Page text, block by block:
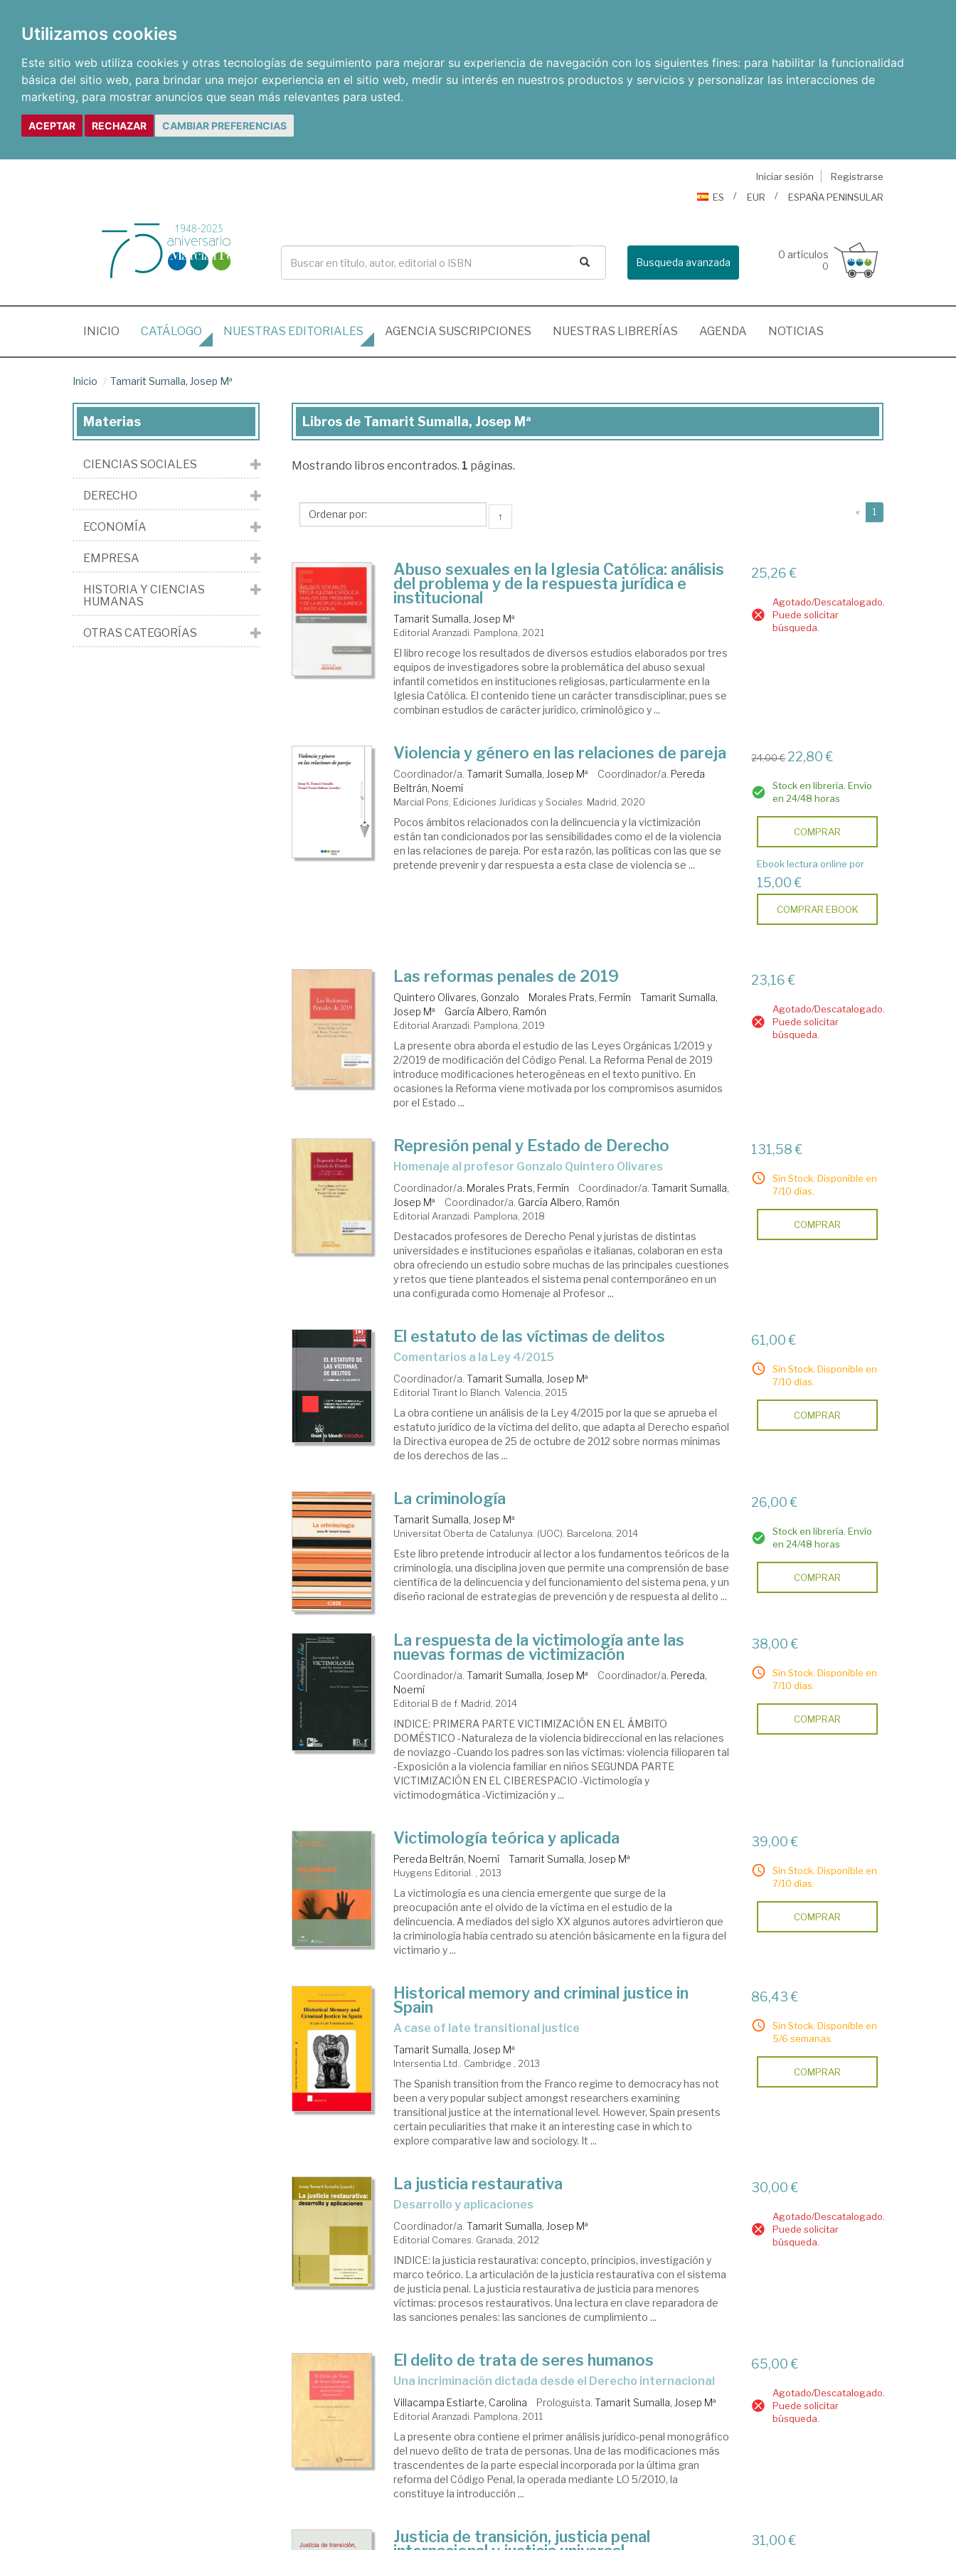
Utilizamos cookies
Este sitio web utiliza cookies y otras tecnologías de seguimiento para mejorar su experiencia de navegación con los siguientes fines: para habilitar la funcionalidad
básica del sitio web, para brindar una mejor experiencia en el sitio web, medir su interés en nuestros productos y servicios y personalizar las interacciones de
marketing, para mostrar anuncios que sean más relevantes para usted.
ACEPTAR RECHAZAR CAMBIAR PREFERENCIAS
Iniciar sesión
Registrarse
ES
EUR ESPAÑA PENINSULAR
Busqueda avanzada
0 artículos
0
INICIO (CURRENT)
CATÁLOGO NUESTRAS EDITORIALES AGENCIA SUSCRIPCIONES NUESTRAS LIBRERÍAS AGENDA NOTICIAS
Inicio Tamarit Sumalla, Josep Mª
Libros
Tamarit
Josep
Libros de Tamarit Sumalla, Josep Mª
Mostrando libros encontrados. 1 páginas.
↑ « 1
Abuso sexuales en la Iglesia Católica: análisis
del problema y de la respuesta jurídica e
institucional
Tamarit Sumalla, Josep Mª
Editorial Aranzadi. Pamplona, 2021
El libro recoge los resultados de diversos estudios elaborados por tres
equipos de investigadores sobre la problemática del abuso sexual
infantil cometidos en instituciones religiosas, particularmente en la
Iglesia Católica. El contenido tiene un carácter transdisciplinar, pues se
combinan estudios de carácter jurídico, criminológico y ...
25,26 €
Agotado/Descatalogado.
Puede solicitar
búsqueda.
Violencia y género en las relaciones de pareja
Coordinador/a.Tamarit Sumalla, Josep Mª Coordinador/a. Pereda
Beltrán, Noemí
Marcial Pons, Ediciones Jurídicas y Sociales. Madrid, 2020
Pocos ámbitos relacionados con la delincuencia y la victimización
están tan condicionados por las sensibilidades como el de la violencia
en las relaciones de pareja. Por esta razón, las políticas con las que se
pretende prevenir y dar respuesta a esta clase de violencia se ...
24,00 € 22,80 €
Stock en librería. Envío
en 24/48 horas
COMPRAR
Ebook lectura online por
15,00 €
COMPRAR EBOOK
Las reformas penales de 2019
Quintero Olivares, Gonzalo Morales Prats, Fermín
Tamarit Sumalla,
Josep Mª
García Albero, Ramón
Editorial Aranzadi. Pamplona, 2019
La presente obra aborda el estudio de las Leyes Orgánicas 1/2019 y
2/2019 de modificación del Código Penal. La Reforma Penal de 2019
introduce modificaciones heterogéneas en el texto punitivo. En
ocasiones la Reforma viene motivada por los compromisos asumidos
por el Estado ...
23,16 €
Agotado/Descatalogado.
Puede solicitar
búsqueda.
Represión penal y Estado de Derecho
Homenaje al profesor Gonzalo Quintero Olivares
Coordinador/a. Morales Prats, Fermín Coordinador/a.Tamarit Sumalla,
Josep Mª
Coordinador/a. García Albero, Ramón
Editorial Aranzadi. Pamplona, 2018
Destacados profesores de Derecho Penal y juristas de distintas
universidades e instituciones españolas e italianas, colaboran en esta
obra ofreciendo un estudio sobre muchas de las principales cuestiones
y retos que tiene planteados el sistema penal contemporáneo en un
una configurada como Homenaje al Profesor ...
131,58 €
Sin Stock. Disponible en
7/10 días.
COMPRAR
El estatuto de las víctimas de delitos
comentarios a la Ley 4/2015
Coordinador/a.Tamarit Sumalla, Josep Mª
Editorial Tirant lo Blanch. Valencia, 2015
La obra contiene un análisis de la Ley 4/2015 por la que se aprueba el
estatuto jurídico de la víctima del delito, que adapta al Derecho español
la Directiva europea de 25 de octubre de 2012 sobre normas mínimas
de los derechos de las ...
61,00 €
Sin Stock. Disponible en
7/10 días.
COMPRAR
La criminología
Tamarit Sumalla, Josep Mª
Universitat Oberta de Catalunya. (UOC). Barcelona, 2014
Este libro pretende introducir al lector a los fundamentos teóricos de la
criminología, una disciplina joven que permite una comprensión de base
científica de la delincuencia y del funcionamiento del sistema pena, y un
diseño racional de estrategias de prevención y de respuesta al delito ...
26,00 €
Stock en librería. Envío
en 24/48 horas
COMPRAR
La respuesta de la victimología ante las
nuevas formas de victimización
Coordinador/a.Tamarit Sumalla, Josep Mª Coordinador/a. Pereda,
Noemí
Editorial B de f. Madrid, 2014
INDICE: PRIMERA PARTE VICTIMIZACIÓN EN EL ÁMBITO
DOMÉSTICO -Naturaleza de la violencia bidireccional en las relaciones
de noviazgo -Cuando los padres son las víctimas: violencia filioparen tal
-Exposición a la violencia familiar en niños SEGUNDA PARTE
VICTIMIZACIÓN EN EL CIBERESPACIO -Victimología y
victimodogmática -Victimización y ...
38,00 €
Sin Stock. Disponible en
7/10 días.
COMPRAR
Victimología teórica y aplicada
Pereda Beltrán, Noemí Tamarit Sumalla, Josep Mª
Huygens Editorial. , 2013
La victimología es una ciencia emergente que surge de la
preocupación ante el olvido de la víctima en el estudio de la
delincuencia. A mediados del siglo XX algunos autores advirtieron que
la criminología había centrado su atención básicamente en la figura del
victimario y ...
39,00 €
Sin Stock. Disponible en
7/10 días.
COMPRAR
Historical memory and criminal justice in
Spain
a case of late transitional justice
Tamarit Sumalla, Josep Mª
Intersentia Ltd.. Cambridge , 2013
The Spanish transition from the Franco regime to democracy has not
been a very popular subject amongst researchers examining
transitional justice at the international level. However, Spain presents
certain peculiarities that make it an interesting case in which to
explore comparative law and sociology. It ...
86,43 €
Sin Stock. Disponible en
5/6 semanas.
COMPRAR
La justicia restaurativa
desarrollo y aplicaciones
Coordinador/a.Tamarit Sumalla, Josep Mª
Editorial Comares. Granada, 2012
INDICE: la justicia restaurativa: concepto, principios, investigación y
marco teórico. La articulación de la justicia restaurativa con el sistema
de justicia penal. La justicia restaurativa de justicia para menores
víctimas: procesos restaurativos. Una lectura en clave reparadora de
las sanciones penales: las sanciones de cumplimiento ...
30,00 €
Agotado/Descatalogado.
Puede solicitar
búsqueda.
El delito de trata de seres humanos
una incriminación dictada desde el Derecho internacional
Villacampa Estiarte, Carolina Prologuista.Tamarit Sumalla, Josep Mª
Editorial Aranzadi. Pamplona, 2011
La presente obra contiene el primer análisis jurídico-penal monográfico
del nuevo delito de trata de personas. Una de las modificaciones más
trascendentes de la parte especial incorporada por la última gran
reforma del Código Penal, la operada mediante LO 5/2010, la
constituye la introducción ...
65,00 €
Agotado/Descatalogado.
Puede solicitar
búsqueda.
Justicia de transición, justicia penal 31,00 €
Materias
CIENCIAS SOCIALES
DERECHO
ECONOMÍA
EMPRESA
HISTORIA Y CIENCIAS
HUMANAS
OTRAS CATEGORÍAS